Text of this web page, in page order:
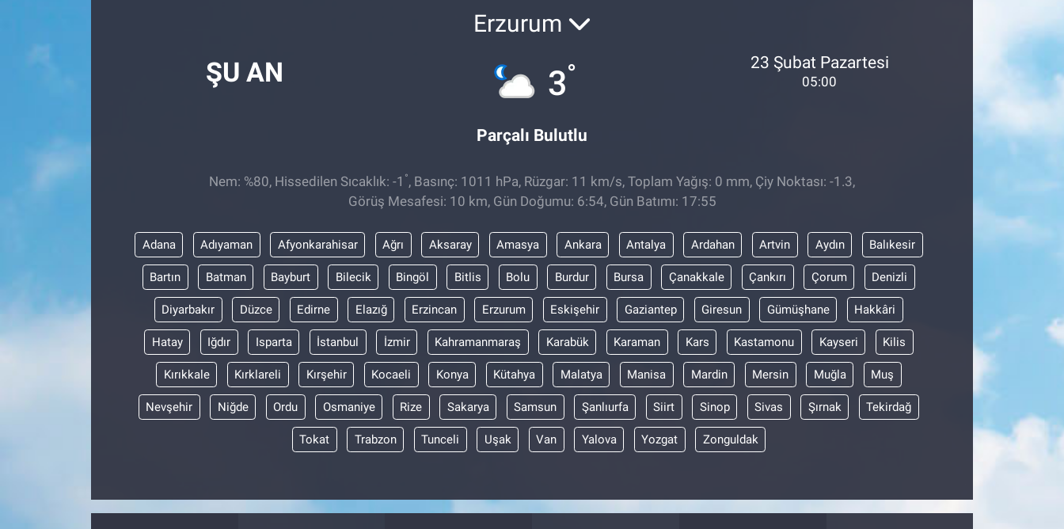
ŞU AN
Erzurum
3°
Parçalı Bulutlu
23 Şubat Pazartesi
05:00
Nem: %80, Hissedilen Sıcaklık: -1 °, Basınç: 1011 hPa, Rüzgar: 11 km/s, Toplam Yağış: 0 mm, Çiy Noktası: -1.3,
Görüş Mesafesi: 10 km, Gün Doğumu: 6:54, Gün Batımı: 17:55
Adana Adıyaman Afyonkarahisar Ağrı Aksaray Amasya Ankara Antalya Ardahan Artvin Aydın Balıkesir
Bartın Batman Bayburt Bilecik Bingöl Bitlis Bolu Burdur Bursa Çanakkale Çankırı Çorum Denizli
Diyarbakır Düzce Edirne Elazığ Erzincan Erzurum Eskişehir Gaziantep Giresun Gümüşhane Hakkâri
Hatay Iğdır Isparta İstanbul İzmir Kahramanmaraş Karabük Karaman Kars Kastamonu Kayseri Kilis
Kırıkkale Kırklareli Kırşehir Kocaeli Konya Kütahya Malatya Manisa Mardin Mersin Muğla Muş
Nevşehir Niğde Ordu Osmaniye Rize Sakarya Samsun Şanlıurfa Siirt Sinop Sivas Şırnak Tekirdağ
Tokat Trabzon Tunceli Uşak Van Yalova Yozgat Zonguldak